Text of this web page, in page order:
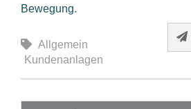
Bewegung.
Allgemein
Kundenanlagen